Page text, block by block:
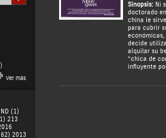
Ver más
ND (1)
213
2013
Sinopsis:Ni
doctorado
china le
para cubrir
decide
alquilar su
“chica de
influyente